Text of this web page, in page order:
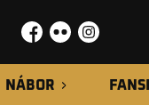
Facebook
FlickrInstagram
NÁBOR